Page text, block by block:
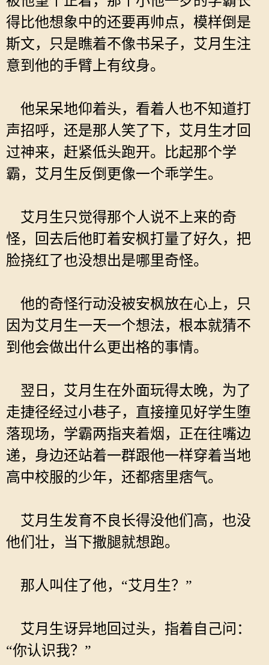
得比他想象中的还要再帅点，模样倒是
斯文，只是瞧着不像书呆子，艾月生注
意到他的手臂上有纹身。
他呆呆地仰着头，看着人也不知道打
声招呼，还是那人笑了下，艾月生才回
过神来，赶紧低头跑开。比起那个学
霸，艾月生反倒更像一个乖学生。
艾月生只觉得那个人说不上来的奇
怪，回去后他盯着安枫打量了好久，把
脸挠红了也没想出是哪里奇怪。
他的奇怪行动没被安枫放在心上，只
因为艾月生一天一个想法，根本就猜不
到他会做出什么更出格的事情。
翌日，艾月生在外面玩得太晚，为了
走捷径经过小巷子，直接撞见好学生堕
落现场，学霸两指夹着烟，正在往嘴边
递，身边还站着一群跟他一样穿着当地
高中校服的少年，还都痞里痞气。
艾月生发育不良长得没他们高，也没
他们壮，当下撒腿就想跑。
那人叫住了他，“艾月生？”
艾月生讶异地回过头，指着自己问：
“你认识我？”